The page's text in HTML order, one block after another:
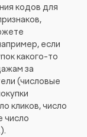
кодов для
если
какого-то
за
(числовые
кликов, число
число